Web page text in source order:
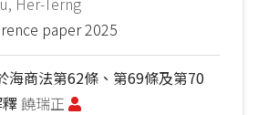
paper2025
海商法第62條、第69條及第70
饒瑞正